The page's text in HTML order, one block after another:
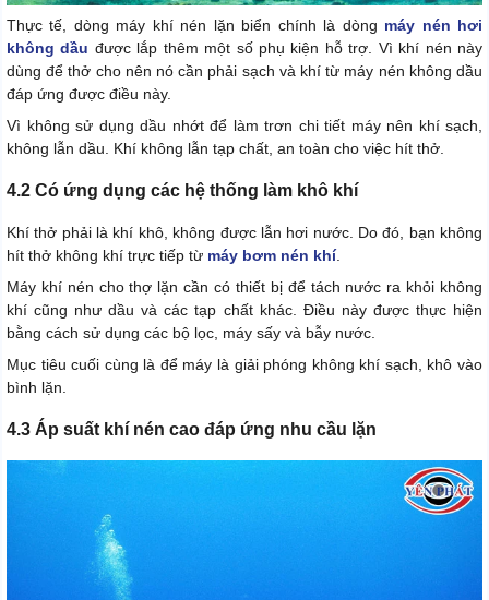
Thực tế, dòng máy khí nén lặn biển chính là dòng máy nén hơi
không dầu được lắp thêm một số phụ kiện hỗ trợ. Vì khí nén này
dùng để thở cho nên nó cần phải sạch và khí từ máy nén không dầu
đáp ứng được điều này.
Vì không sử dụng dầu nhớt để làm trơn chi tiết máy nên khí sạch,
không lẫn dầu. Khí không lẫn tạp chất, an toàn cho việc hít thở.
4.2 Có ứng dụng các hệ thống làm khô khí
Khí thở phải là khí khô, không được lẫn hơi nước. Do đó, bạn không
hít thở không khí trực tiếp từ máy bơm nén khí.
Máy khí nén cho thợ lặn cần có thiết bị để tách nước ra khỏi không
khí cũng như dầu và các tạp chất khác. Điều này được thực hiện
bằng cách sử dụng các bộ lọc, máy sấy và bẫy nước.
Mục tiêu cuối cùng là để máy là giải phóng không khí sạch, khô vào
bình lặn.
4.3 Áp suất khí nén cao đáp ứng nhu cầu lặn